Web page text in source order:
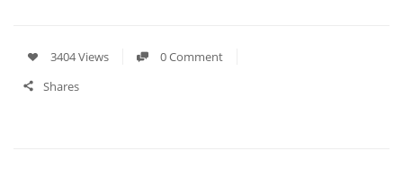
3404 Views
0 Comment
Shares